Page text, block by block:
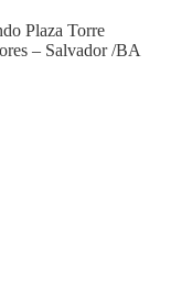
Plaza Torre
– Salvador /BA